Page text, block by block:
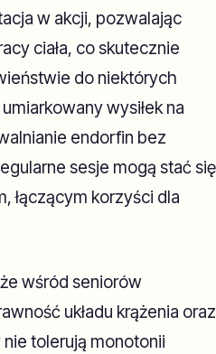
w akcji, pozwalając
ciała, co skutecznie
do niektórych
wysiłek na
endorfin bez
sesje mogą stać się
łączącym korzyści dla
wśród seniorów
układu krążenia oraz
tolerują monotonii